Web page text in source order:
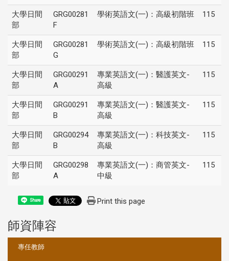
大學日間
部
GRG00281
F
學術英語文(一)：高級初階班 115
大學日間
部
GRG00281
G
學術英語文(一)：高級初階班 115
大學日間
部
GRG00291
A
專業英語文(一)：醫護英文-
高級
115
大學日間
部
GRG00291
B
專業英語文(一)：醫護英文-
高級
115
大學日間
部
GRG00294
B
專業英語文(一)：科技英文-
高級
115
大學日間
部
GRG00298
A
專業英語文(一)：商管英文-
中級
115
Share Print this page
師資陣容
專任教師